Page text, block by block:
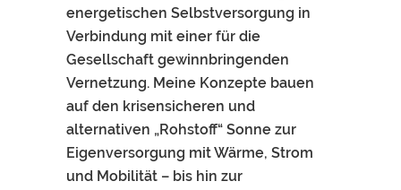
energetischen Selbstversorgung in
Verbindung mit einer für die
Gesellschaft gewinnbringenden
Vernetzung. Meine Konzepte bauen
auf den krisensicheren und
alternativen „Rohstoff“ Sonne zur
Eigenversorgung mit Wärme, Strom
und Mobilität – bis hin zur